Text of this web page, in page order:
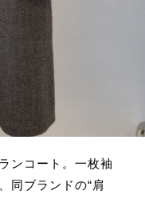
ンコート。一枚袖
同ブランドの“肩